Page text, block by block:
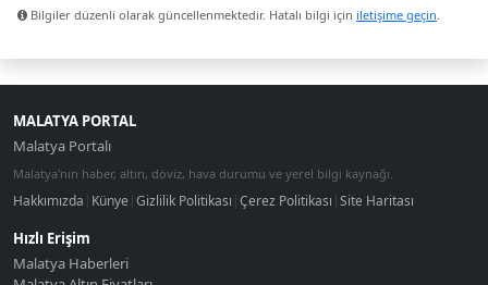
Bilgiler düzenli olarak güncellenmektedir. Hatalı bilgi için iletişime geçin.
MALATYA PORTAL
Malatya Portalı
Malatya'nın haber, altın, döviz, hava durumu ve yerel bilgi kaynağı.
Hakkımızda | Künye |Gizlilik Politikası |Çerez Politikası |Site Haritası
Hızlı Erişim
Malatya Haberleri